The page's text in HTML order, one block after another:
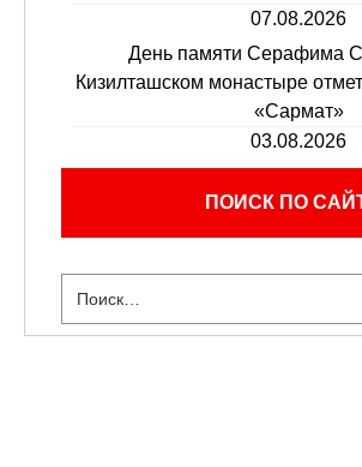
07.08.2026
День памяти Серафима
Кизилташском монастыре
«Сармат»
03.08.2026
ПОИСК ПО